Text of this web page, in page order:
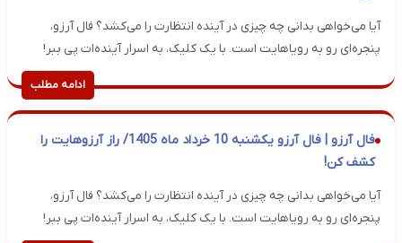
آیا می‌خواهی بدانی چه چیزی در آینده انتظارت را می‌کشد؟ فال آرزو،
پنجره‌ای رو به رویاهایت است. با یک کلیک، به اسرار آینده‌ات پی ببر!
ادامه مطلب
فال آرزو | فال آرزو یکشنبه 10 خرداد ماه 1405/ راز آرزوهایت را
کشف کن!
آیا می‌خواهی بدانی چه چیزی در آینده انتظارت را می‌کشد؟ فال آرزو،
پنجره‌ای رو به رویاهایت است. با یک کلیک، به اسرار آینده‌ات پی ببر!